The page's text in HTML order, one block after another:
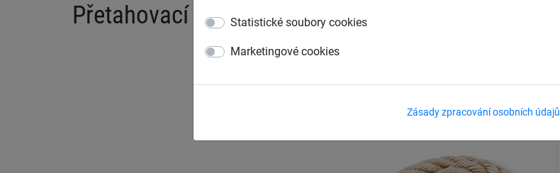
Statistické soubory cookies
Marketingové cookies
Zásady zpracování osobních údajů
Přetahovací lano, délka 23 m